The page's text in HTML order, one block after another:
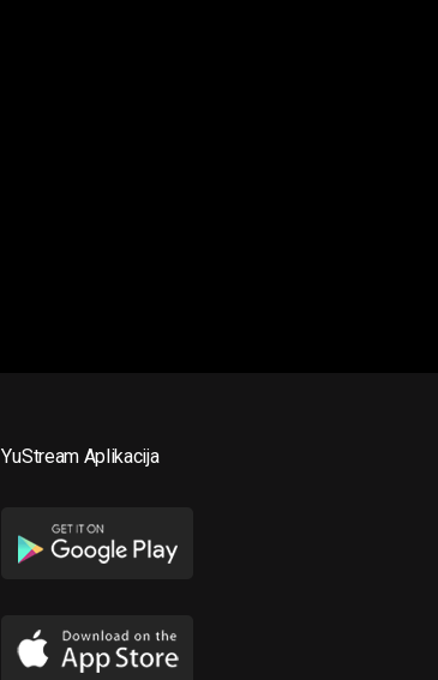
YuStream Aplikacija